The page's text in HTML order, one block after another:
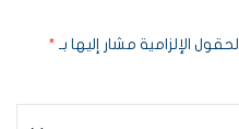
الحقول الإلزامية مشار إليها بـ *